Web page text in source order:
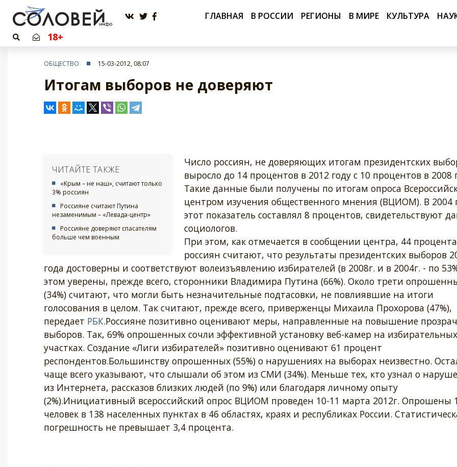
ГЛАВНАЯ В РОССИИ РЕГИОНЫ В МИРЕ КУЛЬТУРА
18+
ОБЩЕСТВО 15-03-2012, 08:07
Итогам выборов не доверяют
ЧИТАЙТЕ ТАКЖЕ
«Крым – не наш», считают только
3% россиян
Россияне считают Путина
незаменимым – «Левада-центр»
Россияне доверяют спасателям
больше чем военным
Число россиян, не доверяющих итогам президентских
выросло до 14 процентов в 2012 году с 10 процентов в 2008
Такие данные были получены по итогам опроса
центром изучения общественного мнения (ВЦИОМ). В 2004
этот показатель составлял 8 процентов, свидетельствуют
социологов.
При этом, как отмечается в сообщении центра, 44 процента
россиян считают, что результаты президентских выборов
года достоверны и соответствуют волеизъявлению избирателей (в 2008г. и в 2004г. - по
этом уверены, прежде всего, сторонники Владимира Путина (66%). Около трети
(34%) считают, что могли быть незначительные подтасовки, не повлиявшие на итоги
голосования в целом. Так считают, прежде всего, приверженцы Михаила Прохорова (47%),
передает РБК.Россияне позитивно оценивают меры, направленные на повышение
выборов. Так, 69% опрошенных сочли эффективной установку веб-камер на избирательных
участках. Создание «Лиги избирателей» позитивно оценивают 61 процент
респондентов.Большинству опрошенных (55%) о нарушениях на выборах неизвестно.
чаще всего указывают, что слышали об этом из СМИ (34%). Меньше тех, кто узнал о
из Интернета, рассказов близких людей (по 9%) или благодаря личному опыту
(2%).Инициативный всероссийский опрос ВЦИОМ проведен 10-11 марта 2012г. Опрошены
человек в 138 населенных пунктах в 46 областях, краях и республиках России.
погрешность не превышает 3,4 процента.